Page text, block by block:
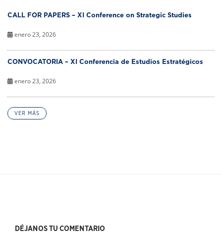
CALL FOR PAPERS – XI Conference on Strategic Studies
enero 23, 2026
CONVOCATORIA – XI Conferencia de Estudios Estratégicos
enero 23, 2026
VER MÁS
DÉJANOS TU COMENTARIO